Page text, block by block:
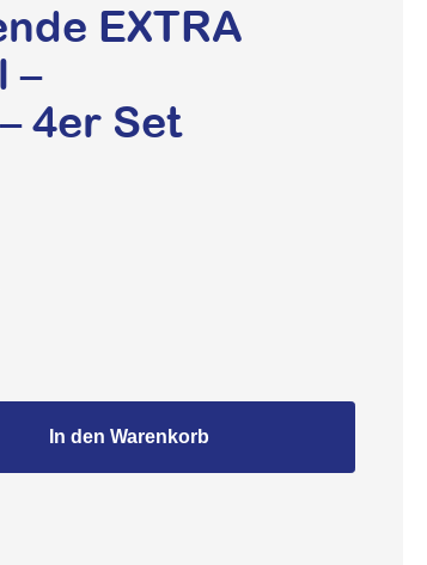
EXTRA
–
4er Set
Wert ein oder
In den Warenkorb